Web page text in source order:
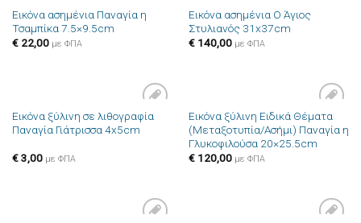
Πρόσθήκη
Εικόνα ασημένια Παναγία η
Τσαμπίκα 7.5×9.5cm
€22,00 με ΦΠΑ
Πρόσθήκη
Εικόνα ασημένια Ο Άγιος
Στυλιανός 31x37cm
€140,00 με ΦΠΑ
Πρόσθήκη
στην λίστα
Εικόνα ξύλινη σε λιθογραφία
Παναγία Γιάτρισσα 4x5cm
€3,00 με ΦΠΑ
Πρόσθήκη
στην λίστα
επιθυμιών
Εικόνα ξύλινη Ειδικά Θέματα
(Μεταξοτυπία/Ασήμι) Παναγία η
Γλυκοφιλούσα 20×25.5cm
€120,00 με ΦΠΑ